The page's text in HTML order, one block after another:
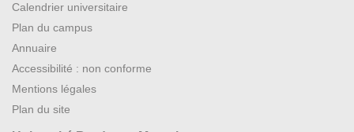
Calendrier universitaire
Plan du campus
Annuaire
Accessibilité : non conforme
Mentions légales
Plan du site